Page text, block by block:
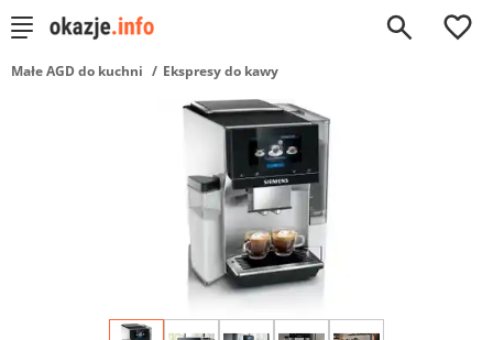
0
Małe AGD do kuchni Ekspresy do kawy